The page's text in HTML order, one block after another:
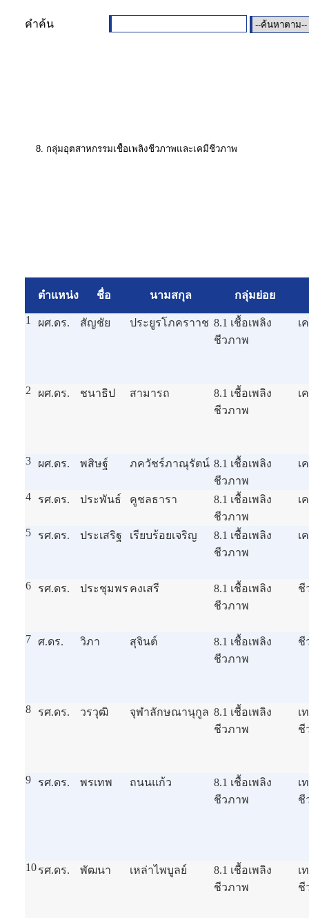
คำค้น
ตำแหน่ง ชื่อ นามสกุล กลุ่มย่อย
1 ผศ.ดร. สัญชัย ประยูรโภคราาช 8.1 เชื้อเพลิง
ชีวภาพ
เ
2 ผศ.ดร. ชนาธิป สามารถ
8.1 เชื้อเพลิง
ชีวภาพ
เ
3 ผศ.ดร. พสิษฐ์ ภควัชร์ภาณุรัตน์ 8.1 เชื้อเพลิง
ชีวภาพ
เ
4 รศ.ดร. ประพันธ์ คูชลธารา
8.1 เชื้อเพลิง
ชีวภาพ
เ
5 รศ.ดร. ประเสริฐ เรียบร้อยเจริญ
8.1 เชื้อเพลิง
ชีวภาพ
เ
6 รศ.ดร. ประชุมพร คงเสรี
8.1 เชื้อเพลิง
ชีวภาพ
ชี
7 ศ.ดร. วิภา สุจินต์
8.1 เชื้อเพลิง
ชีวภาพ
ชี
8 รศ.ดร. วรวุฒิ จุฬาลักษณานุกูล 8.1 เชื้อเพลิง
ชีวภาพ
เ
ชี
9 รศ.ดร. พรเทพ ถนนแก้ว
8.1 เชื้อเพลิง
ชีวภาพ
เ
ชี
10รศ.ดร. พัฒนา เหล่าไพบูลย์
8.1 เชื้อเพลิง
ชีวภาพ
เ
ชี